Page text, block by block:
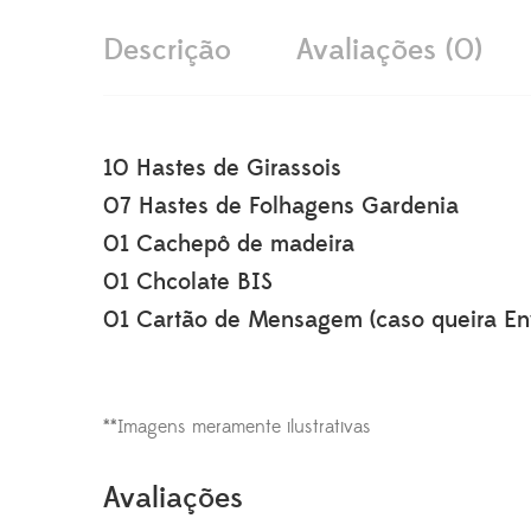
Descrição Avaliações (0)
10 Hastes de Girassois
07 Hastes de Folhagens Gardenia
01 Cachepô de madeira
01 Chcolate BIS
01 Cartão de Mensagem (caso queira
**Imagens meramente ilustrativas
Avaliações